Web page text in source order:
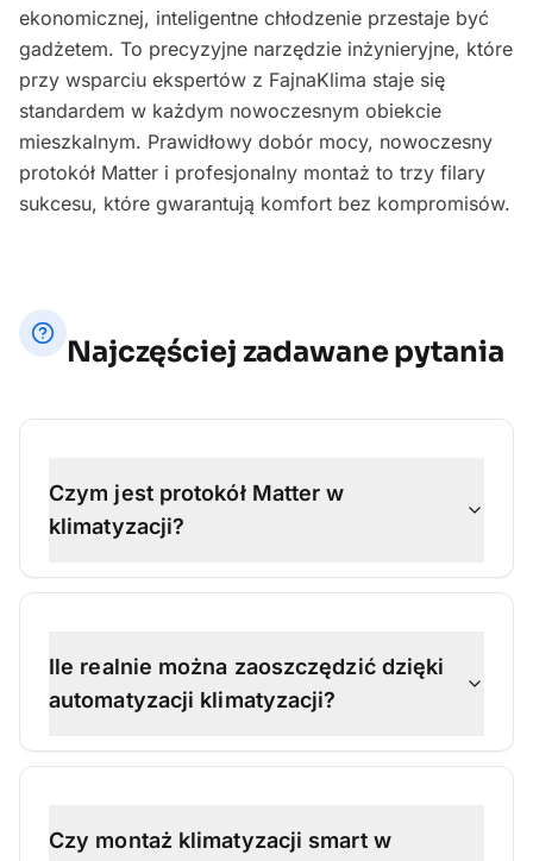
ekonomicznej, inteligentne chłodzenie przestaje być
gadżetem. To precyzyjne narzędzie inżynieryjne, które
przy wsparciu ekspertów z FajnaKlima staje się
standardem w każdym nowoczesnym obiekcie
mieszkalnym. Prawidłowy dobór mocy, nowoczesny
protokół Matter i profesjonalny montaż to trzy filary
sukcesu, które gwarantują komfort bez kompromisów.
Najczęściej zadawane pytania
Czym jest protokół Matter w
klimatyzacji?
Ile realnie można zaoszczędzić dzięki
automatyzacji klimatyzacji?
Czy montaż klimatyzacji smart w